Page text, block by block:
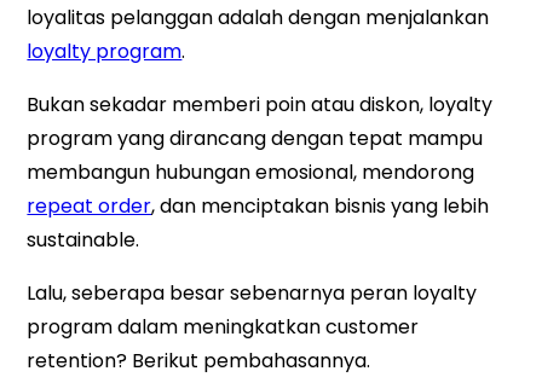
loyalitas pelanggan adalah dengan menjalankan
loyalty program.
Bukan sekadar memberi poin atau diskon, loyalty
program yang dirancang dengan tepat mampu
membangun hubungan emosional, mendorong
repeat order, dan menciptakan bisnis yang lebih
sustainable.
Lalu, seberapa besar sebenarnya peran loyalty
program dalam meningkatkan customer
retention? Berikut pembahasannya.